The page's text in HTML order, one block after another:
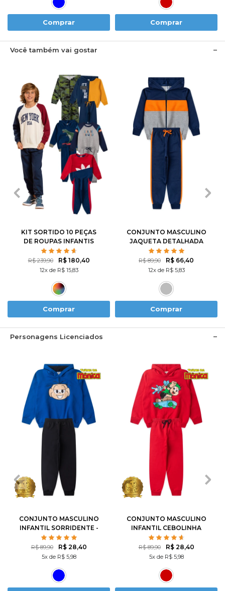
Comprar Comprar
Você também vai gostar
2
14
KIT SORTIDO 10 PEÇAS
DE ROUPAS INFANTIS
MASCULINO INVERNO - 5
CASACOS + 5 CALÇAS
R$ 239,90 R$ 180,40
12x de R$ 15,83
Comprar
3 4
CONJUNTO MASCULINO
JAQUETA DETALHADA
R$ 89,90 R$ 66,40
12x de R$ 5,83
Comprar
Personagens Licenciados
1 3 4
CONJUNTO MASCULINO
INFANTIL SORRIDENTE -
TURMA DA MÔNICA
R$ 89,90 R$ 28,40
5x de R$ 5,98
1 3 4
CONJUNTO MASCULINO
INFANTIL CEBOLINHA
SKATISTA - TURMA DA
MÔNICA
R$ 89,90 R$ 28,40
5x de R$ 5,98